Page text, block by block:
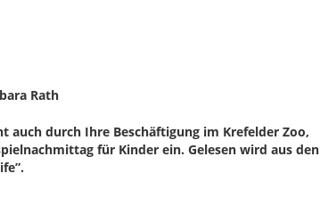
Rath
auch durch Ihre Beschäftigung im Krefelder Zoo,
für Kinder ein. Gelesen wird aus den